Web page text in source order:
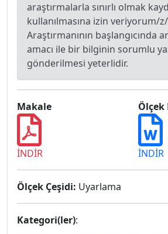
araştırmalarla sınırlı olmak
kullanılmasına izin veriyorum/
Araştırmanının başlangıcında
amacı ile bir bilginin sorumlu
gönderilmesi yeterlidir.
Makale
İNDİR
Ölçek
İNDİR
Ölçek Çeşidi: Uyarlama
Kategori(ler):